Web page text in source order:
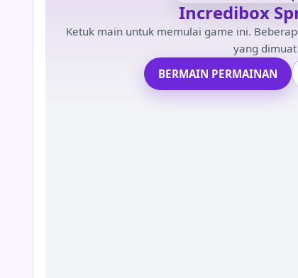
Incredibox
Ketuk main untuk memulai game ini.
yang
BERMAIN PERMAINAN